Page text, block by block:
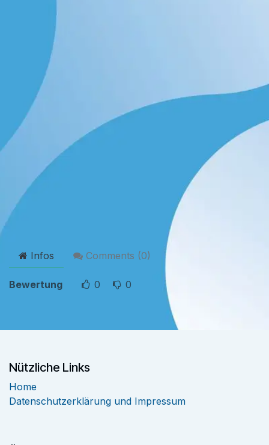
Infos Comments (0)
Bewertung 0 0
Nützliche Links
Home
Datenschutzerklärung und Impressum